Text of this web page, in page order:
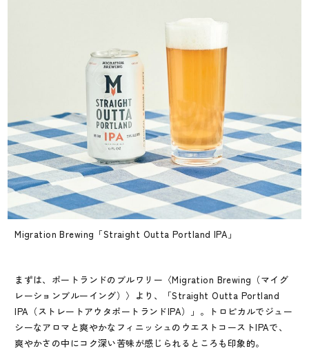
Migration Brewing「Straight Outta Portland IPA」
まずは、ポートランドのブルワリー〈Migration Brewing（マイグ
レーションブルーイング）〉より、「Straight Outta Portland
IPA（ストレートアウタポートランドIPA）」。トロピカルでジュー
シーなアロマと爽やかなフィニッシュのウエストコーストIPAで、
爽やかさの中にコク深い苦味が感じられるところも印象的。